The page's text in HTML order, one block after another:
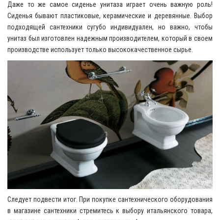
Даже то же самое сиденье унитаза играет очень важную роль!
Сиденья бывают пластиковые, керамические и деревянные. Выбор
подходящей сантехники сугубо индивидуален, но важно, чтобы
унитаз был изготовлен надежным производителем, который в своем
производстве использует только высококачественное сырье.
Следует подвести итог. При покупке сантехнического оборудования
в магазине сантехники стремитесь к выбору итальянского товара,